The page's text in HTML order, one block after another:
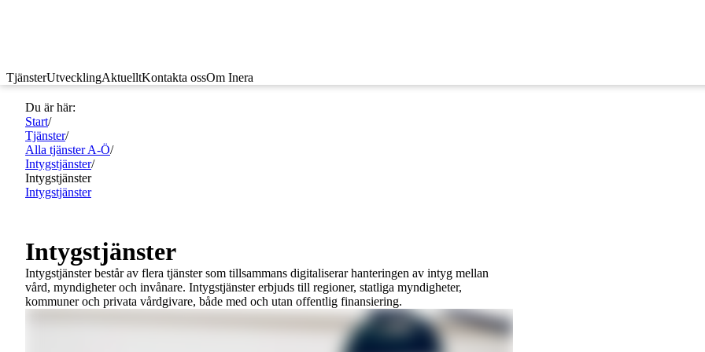
TjänsterUtvecklingAktuelltKontakta ossOm Inera
Du är här:
Start/
Tjänster/
Alla tjänster A-Ö/
Intygstjänster/
Intygstjänster
Intygstjänster
Intygstjänster
Intygstjänster består av flera tjänster som tillsammans digitaliserar hanteringen av intyg mellan
vård, myndigheter och invånare. Intygstjänster erbjuds till regioner, statliga myndigheter,
kommuner och privata vårdgivare, både med och utan offentlig finansiering.